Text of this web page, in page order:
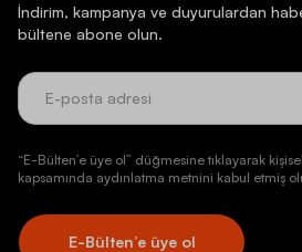
İndirim, kampanya ve duyurulardan
bültene abone olun.
“E-Bülten’e üye ol” düğmesine tıklayarak
kapsamında aydınlatma metnini kabul etmiş
E-Bülten’e üye ol